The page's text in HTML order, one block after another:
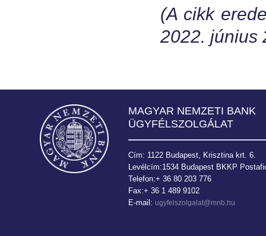
(A cikk
2022. június
MAGYAR NEMZETI BANK
ÜGYFÉLSZOLGÁLAT
Cím: 1122 Budapest, Krisztina krt. 6.
Levélcím:1534 Budapest BKKP
Telefon:+ 36 80 203 776
Fax:+ 36 1 489 9102
E-mail: ugyfelszolgalat@mnb.hu